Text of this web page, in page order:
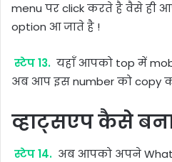
menu पर click करते है वैसे ही
option आ जाते है !
स्टेप 13. यहाँ आपको top में
अब आप इस number को copy
व्हाट्सएप कैसे
स्टेप 14. अब आपको अपने